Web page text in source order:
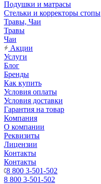
Подушки и матрасы
Стельки и корректоры стопы
Травы, Чаи
Травы
Чаи
Акции
Услуги
Блог
Бренды
Как купить
Условия оплаты
Условия доставки
Гарантия на товар
Компания
О компании
Реквизиты
Лицензии
Контакты
Контакты
8 800 3-501-502
8 800 3-501-502